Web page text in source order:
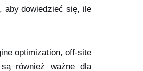
aby dowiedzieć się, ile
optimization, off-site
również ważne dla